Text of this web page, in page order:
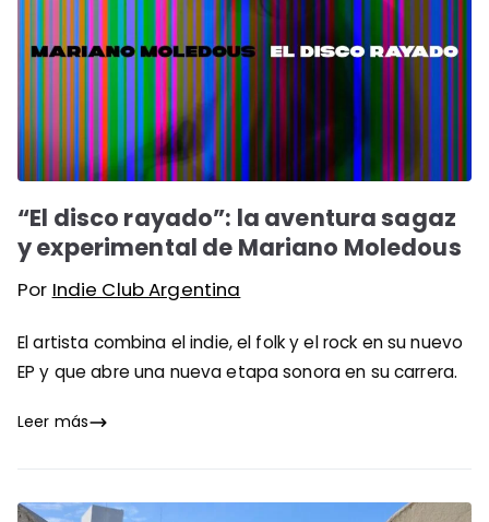
“El disco rayado”: la aventura sagaz
y experimental de Mariano Moledous
Por Indie Club Argentina
El artista combina el indie, el folk y el rock en su nuevo
EP y que abre una nueva etapa sonora en su carrera.
Leer más